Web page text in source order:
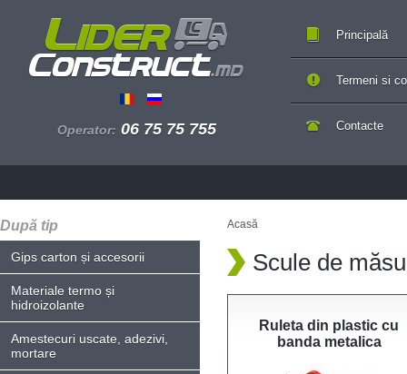
Operator: 06 75 75 755
Principală
Contacte
Termeni si
După tip
Gips carton și accesorii
Materiale termo și
hidroizolante
Amestecuri uscate, adezivi,
mortare
Acasă
Scule de
Ruleta din plastic cu
banda metalica